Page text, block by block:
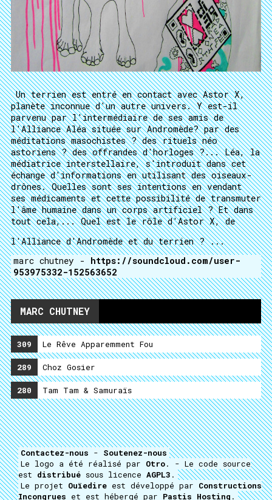
Un terrien est entré en contact avec Astor X,
planète inconnue d'un autre univers. Y est-il
parvenu par l'intermédiaire de ses amis de
l'Alliance Aléa située sur Andromède? par des
méditations masochistes ? des rituels néo
astoriens ? des offrandes d'horloges ?... Léa, la
médiatrice interstellaire, s'introduit dans cet
échange d'informations en utilisant des oiseaux-
drônes. Quelles sont ses intentions en vendant
ses médicaments et cette possibilité de transmuter
l'âme humaine dans un corps artificiel ? Et dans
tout cela,... Quel est le rôle d'Astor X, de
l'Alliance d'Andromède et du terrien ? ...
marc chutney - https://soundcloud.com/user-
953975332-152563652
MARC CHUTNEY
309 Le Rêve Apparemment Fou
289 Choz Gosier
280 Tam Tam & Samuraïs
Contactez-nous - Soutenez-nous
Le logo a été réalisé par Otro. - Le code source
est distribué sous licence AGPL3 .
Le projet Ouïedire est développé par Constructions
Incongrues et est hébergé par Pastis Hosting .